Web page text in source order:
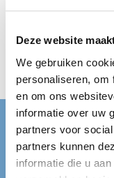
Deze website
We gebruiken
personaliseren, om
en om ons
informatie over uw
partners voor
partners kunnen
informatie die u
Nederlandse
Mercatorlaan 1200
3528 BL Utrecht